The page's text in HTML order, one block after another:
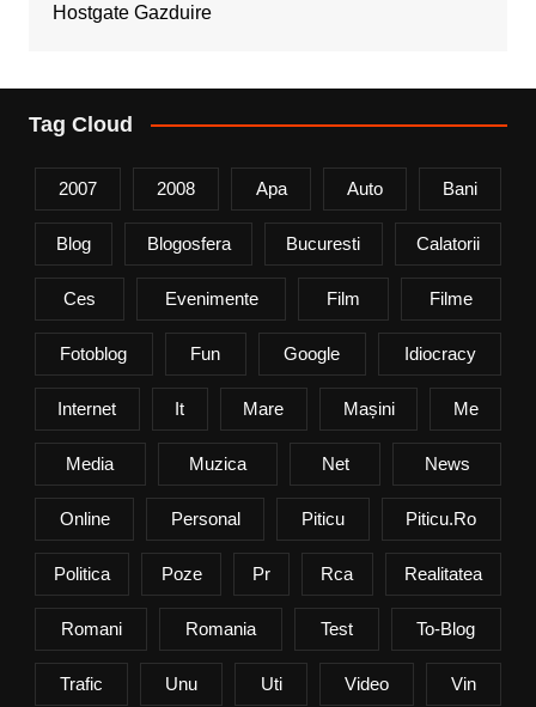
Hostgate Gazduire
Tag Cloud
2007 2008 Apa Auto Bani
Blog Blogosfera Bucuresti Calatorii
Ces Evenimente Film Filme
Fotoblog Fun Google Idiocracy
Internet It Mare Mașini Me
Media Muzica Net News
Online Personal Piticu Piticu.ro
Politica Poze Pr Rca Realitatea
Romani Romania Test To-Blog
Trafic Unu Uti Video Vin